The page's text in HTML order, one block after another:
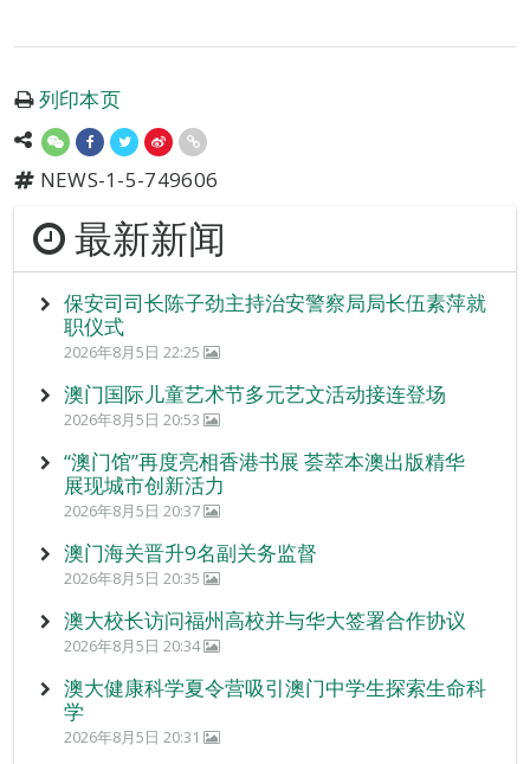
列印本页
NEWS-1-5-749606
最新新闻
保安司司长陈子劲主持治安警察局局长伍素萍就
职仪式
2026年8月5日 22:25
澳门国际儿童艺术节多元艺文活动接连登场
2026年8月5日 20:53
“澳门馆”再度亮相香港书展 荟萃本澳出版精华
展现城市创新活力
2026年8月5日 20:37
澳门海关晋升9名副关务监督
2026年8月5日 20:35
澳大校长访问福州高校并与华大签署合作协议
2026年8月5日 20:34
澳大健康科学夏令营吸引澳门中学生探索生命科
学
2026年8月5日 20:31